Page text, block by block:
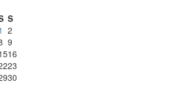
S
2
9
16
23
30